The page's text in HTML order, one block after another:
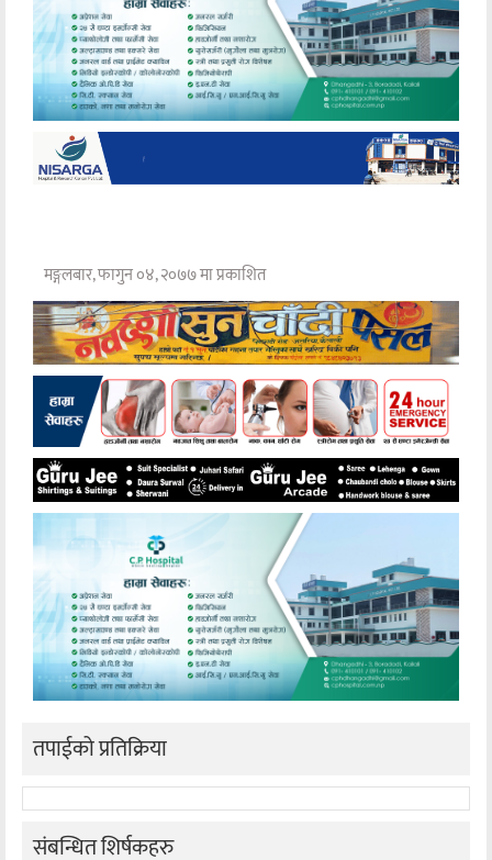
मङ्गलबार, फागुन ०४, २०७७ मा प्रकाशित
तपाईको प्रतिक्रिया
संबन्धित शिर्षकहरु